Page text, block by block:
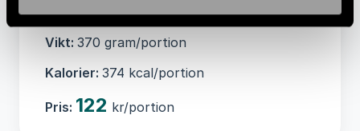
örtkryddor.
Vikt: 370 gram/portion
Kalorier: 374 kcal/portion
Pris: 122 kr/portion